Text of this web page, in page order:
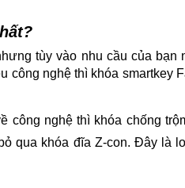
tùy vào nhu cầu của
nghệ thì khóa smartkey
công nghệ thì khóa chống
qua khóa đĩa Z-con. Đây là